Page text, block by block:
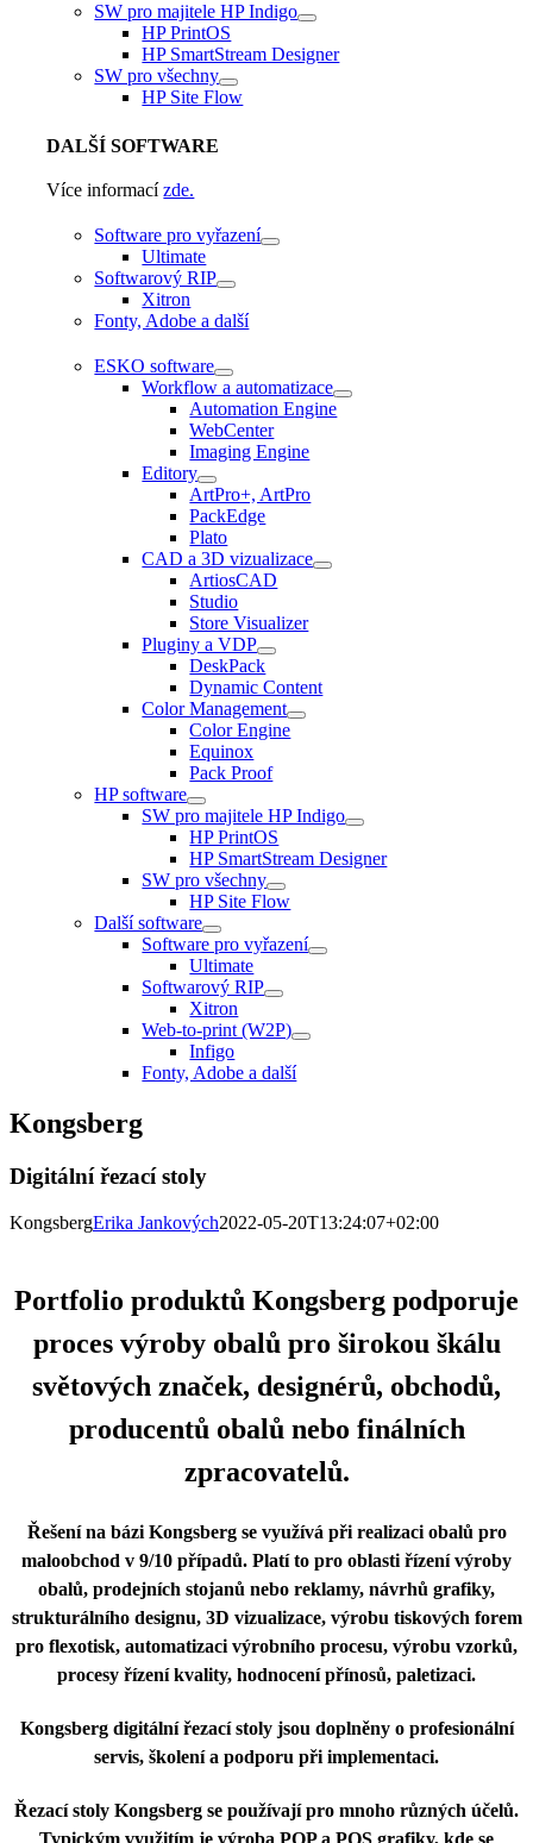
SW pro majitele HP Indigo
HP PrintOS
HP SmartStream Designer
SW pro všechny
HP Site Flow
DALŠÍ SOFTWARE
Více informacízde.
Software pro vyřazení
Ultimate
Softwarový RIP
Xitron
Fonty, Adobe a další
ESKO software
Workflow a automatizace
Automation Engine
WebCenter
Imaging Engine
Editory
ArtPro+, ArtPro
PackEdge
Plato
CAD a 3D vizualizace
ArtiosCAD
Studio
Store Visualizer
Pluginy a VDP
DeskPack
Dynamic Content
Color Management
Color Engine
Equinox
Pack Proof
HP software
SW pro majitele HP Indigo
HP PrintOS
HP SmartStream Designer
SW pro všechny
HP Site Flow
Další software
Software pro vyřazení
Ultimate
Softwarový RIP
Xitron
Web-to-print (W2P)
Infigo
Fonty, Adobe a další
Kongsberg
Digitální řezací stoly
KongsbergErika Jankových2022-05-20T13:24:07+02:00
Portfolio produktů Kongsberg podporuje
proces výroby obalů pro širokou škálu
světových značek, designérů, obchodů,
producentů obalů nebo finálních
zpracovatelů.
Řešení na bázi Kongsberg se využívá při realizaci obalů pro
maloobchod v 9/10 případů. Platí to pro oblasti řízení výroby
obalů, prodejních stojanů nebo reklamy, návrhů grafiky,
strukturálního designu, 3D vizualizace, výrobu tiskových forem
pro flexotisk, automatizaci výrobního procesu, výrobu vzorků,
procesy řízení kvality, hodnocení přínosů, paletizaci.
Kongsberg digitální řezací stoly jsou doplněny o profesionální
servis, školení a podporu při implementaci.
Řezací stoly Kongsberg se používají pro mnoho různých účelů.